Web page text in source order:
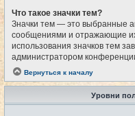
Что такое значки тем?
Значки тем — это выбранные
сообщениями и отражающие
использования значков тем
администратором
Вернуться к началу
Уровни